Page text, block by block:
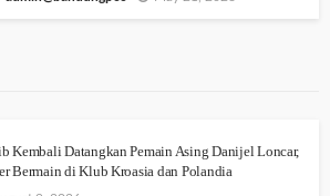
Kembali Datangkan Pemain Asing Danijel Loncar,
Bermain di Klub Kroasia dan Polandia